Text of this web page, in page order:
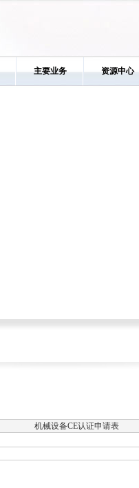
主要业务 资源中心
机械设备CE认证申请表